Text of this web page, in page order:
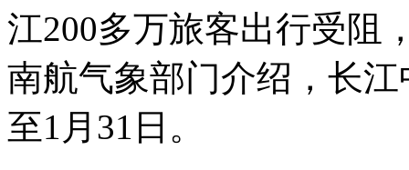
江200多万旅客出行受阻
南航气象部门介绍，长
至1月31日。